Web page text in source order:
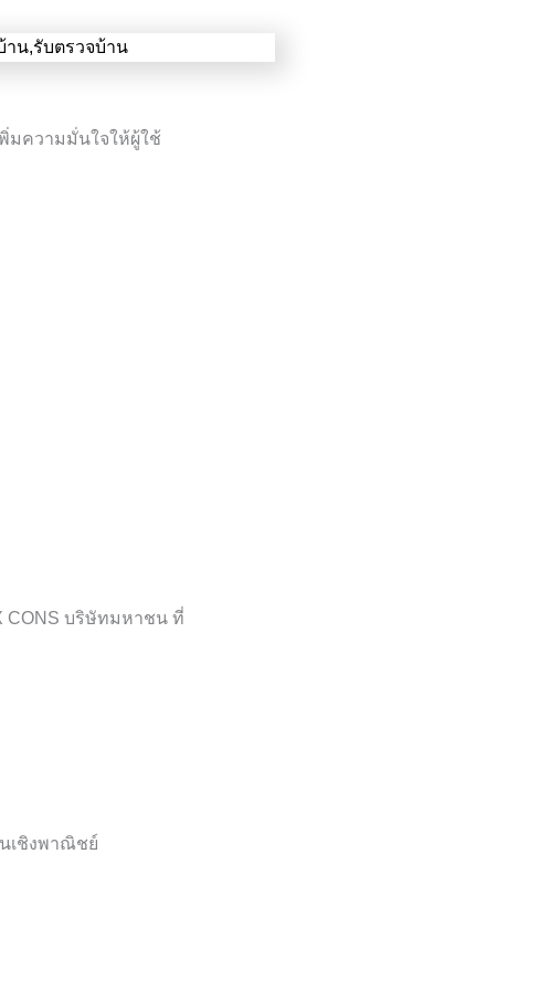
มความมั่นใจให้ผู้ใช้
CONS บริษัทมหาชน ที่
เชิงพาณิชย์